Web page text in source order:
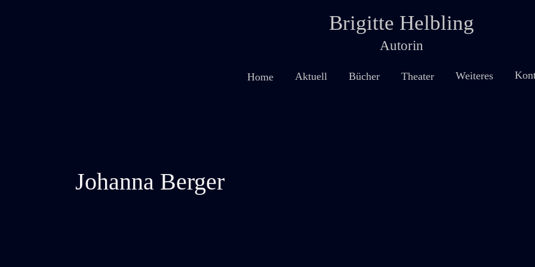
Brigitte Helbling
Autorin
Home Aktuell Bücher Theater Weiteres
Johanna Berger